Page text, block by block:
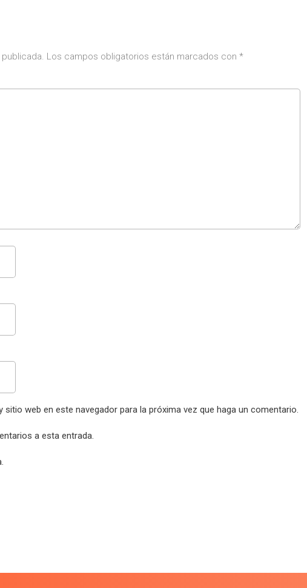
Los campos obligatorios están marcados con *
web en este navegador para la próxima vez que haga un comentario.
a esta entrada.